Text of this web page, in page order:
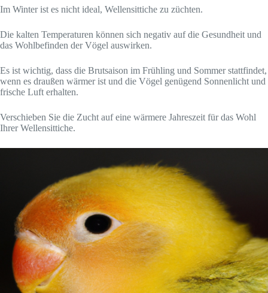
Im Winter ist es nicht ideal, Wellensittiche zu züchten.
Die kalten Temperaturen können sich negativ auf die Gesundheit und
das Wohlbefinden der Vögel auswirken.
Es ist wichtig, dass die Brutsaison im Frühling und Sommer stattfindet,
wenn es draußen wärmer ist und die Vögel genügend Sonnenlicht und
frische Luft erhalten.
Verschieben Sie die Zucht auf eine wärmere Jahreszeit für das Wohl
Ihrer Wellensittiche.